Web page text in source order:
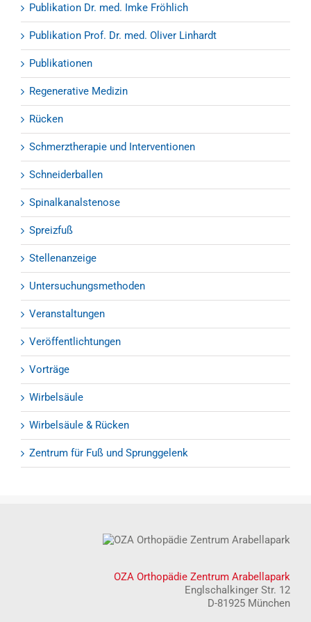
Publikation Dr. med. Imke Fröhlich
Publikation Prof. Dr. med. Oliver Linhardt
Publikationen
Regenerative Medizin
Rücken
Schmerztherapie und Interventionen
Schneiderballen
Spinalkanalstenose
Spreizfuß
Stellenanzeige
Untersuchungsmethoden
Veranstaltungen
Veröffentlichtungen
Vorträge
Wirbelsäule
Wirbelsäule & Rücken
Zentrum für Fuß und Sprunggelenk
OZA Orthopädie Zentrum Arabellapark
Englschalkinger Str. 12
D-81925 München